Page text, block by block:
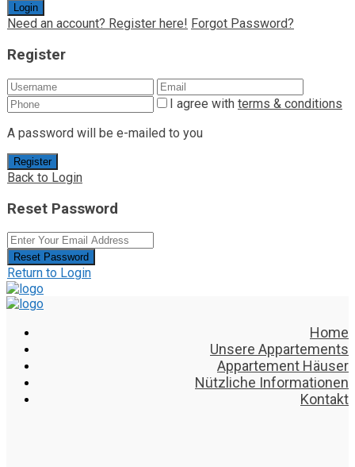
Login
Need an account? Register here! Forgot Password?
Register
I agree with terms & conditions
A password will be e-mailed to you
Register
Back to Login
Reset Password
Reset Password
Return to Login
Home
Unsere Appartements
Appartement Häuser
Nützliche Informationen
Kontakt